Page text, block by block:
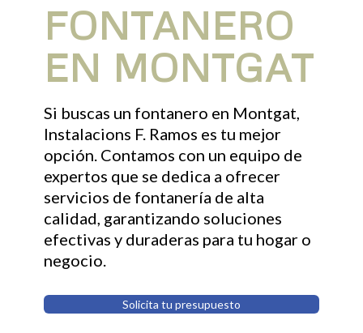
FONTANERO
EN MONTGAT
Si buscas un fontanero en Montgat,
Instalacions F. Ramos es tu mejor
opción. Contamos con un equipo de
expertos que se dedica a ofrecer
servicios de fontanería de alta
calidad, garantizando soluciones
efectivas y duraderas para tu hogar o
negocio.
Solicita tu presupuesto